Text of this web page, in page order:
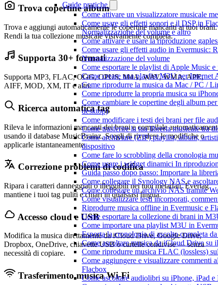
Guide pratiche
Come attivare un visualizzatore musicale
Come usare gli effetti sonori e il DSP in
Normalizzazione del volume e altro
Come attivare e usare la riproduzione
Come usare gli effetti audio in Evermusic:
Normalizzazione del volume
Come esportare le playlist di Apple Music
Come creare una playlist M3U per
Come riprodurre la musica da Mac / PC /
Come riprodurre la propria musica su
Come cambiare le copertine degli album
desktop)
Come modificare i testi dei brani per file
Come trasferire la tua libreria musicale tra
Come archiviare (ZIP) playlist, album,
dispositivo
Come fare lo scrobbling della cronologia
Come usare i widget dinamici In
Guida passo dopo passo: Importare la
Come collegare il Synology NAS e
Come collegare un archivio NAS tramite
Come visualizzare testi incorporati,
Riprodurre musica offline in Evermusic e
Come esportare la collezione di brani in
Come importare una playlist M3U in
Esporta la cronologia di ascolto completa
Come ascoltare musica da iCloud Drive su
Come riprodurre musica FLAC (lossless)
Come aggiungere e visualizzare commenti
Flacbox
Come ascoltare audiolibri su iPhone, iPad
Trova copertine album
Trova e aggiungi automaticamente le copertine mancanti ai tuoi brani.
Rendi la tua collezione musicale visivamente completa.
Supporta 30+ formati
Supporta MP3, FLAC, OGG, OPUS, M4A, WAV, WMA, APE,
AIFF, MOD, XM, IT e altri.
Ricerca automatica tag
Rileva le informazioni mancanti dei brani e compilale
usando il database MusicBrainz. Scegli di rivedere le modifiche o
applicarle istantaneamente.
Correzione problemi di codifica
Ripara i caratteri danneggiati o illeggibili nei tuoi metadati. Evertag
mantiene i tuoi tag puliti e chiari in qualsiasi lingua.
Accesso cloud e USB
Modifica la musica direttamente da iCloud Drive, Google Drive,
Dropbox, OneDrive, chiavette USB o cartelle condivise — senza
necessità di copiare.
Trasferimento musica Wi-Fi